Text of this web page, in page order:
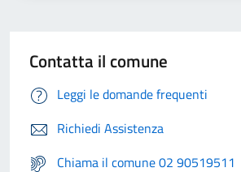
Contatta il comune
Leggi le domande frequenti
Richiedi Assistenza
Chiama il comune 02 90519511